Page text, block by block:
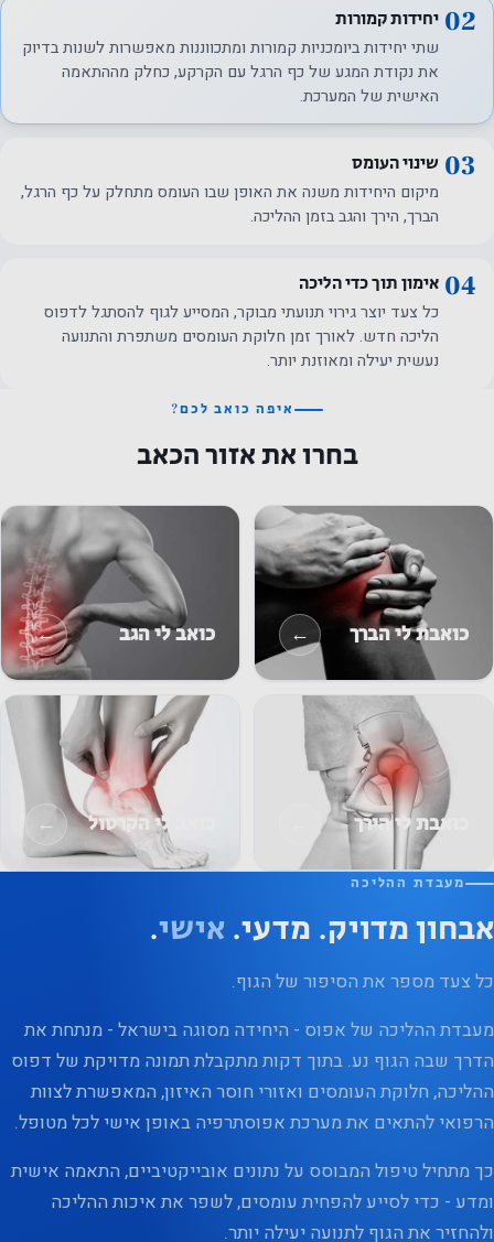
02 יחידות קמורות
שתי יחידות ביומכניות קמורות ומתכווננות מאפשרות לשנות בדיוק
את נקודת המגע של כף הרגל עם הקרקע, כחלק מההתאמה
האישית של המערכת.
03 שינוי העומס
מיקום היחידות משנה את האופן שבו העומס מתחלק על כף הרגל,
הברך, הירך והגב בזמן ההליכה.
04 אימון תוך כדי הליכה
כל צעד יוצר גירוי תנועתי מבוקר, המסייע לגוף להסתגל לדפוס
הליכה חדש. לאורך זמן חלוקת העומסים משתפרת והתנועה
נעשית יעילה ומאוזנת יותר.
איפה כואב לכם?
בחרו את אזור הכאב
כואבת לי הברך ← כואב לי הגב ←
כואבת לי הירך כואב לי הקרסול ←
מעבדת ההליכה
אבחון מדויק. מדעי.אישי.
כל צעד מספר את הסיפור של הגוף.
מעבדת ההליכה של אפוס - היחידה מסוגה בישראל - מנתחת את
הדרך שבה הגוף נע. בתוך דקות מתקבלת תמונה מדויקת של דפוס
ההליכה, חלוקת העומסים ואזורי חוסר האיזון, המאפשרת לצוות
הרפואי להתאים את מערכת אפוסתרפיה באופן אישי לכל מטופל.
כך מתחיל טיפול המבוסס על נתונים אובייקטיביים, התאמה אישית
ומדע - כדי לסייע להפחית עומסים, לשפר את איכות ההליכה
ולהחזיר את הגוף לתנועה יעילה יותר.